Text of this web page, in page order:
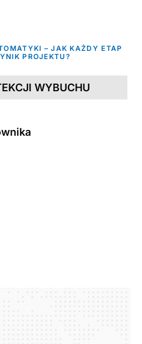
– JAK KAŻDY ETAP
PROJEKTU?
WYBUCHU